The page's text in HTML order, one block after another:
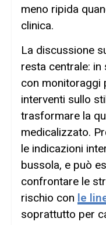
meno ripida
clinica.
La discussione
resta centrale:
con monitoraggi
interventi sullo
trasformare la
medicalizzato.
le indicazioni
bussola, e può
confrontare le
rischio con le
soprattutto per